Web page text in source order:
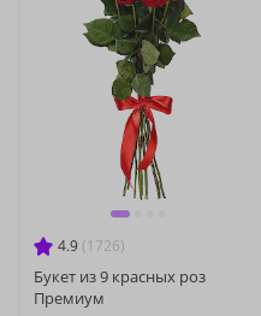
4.9 (1726)
Букет из 9 красных роз
Премиум